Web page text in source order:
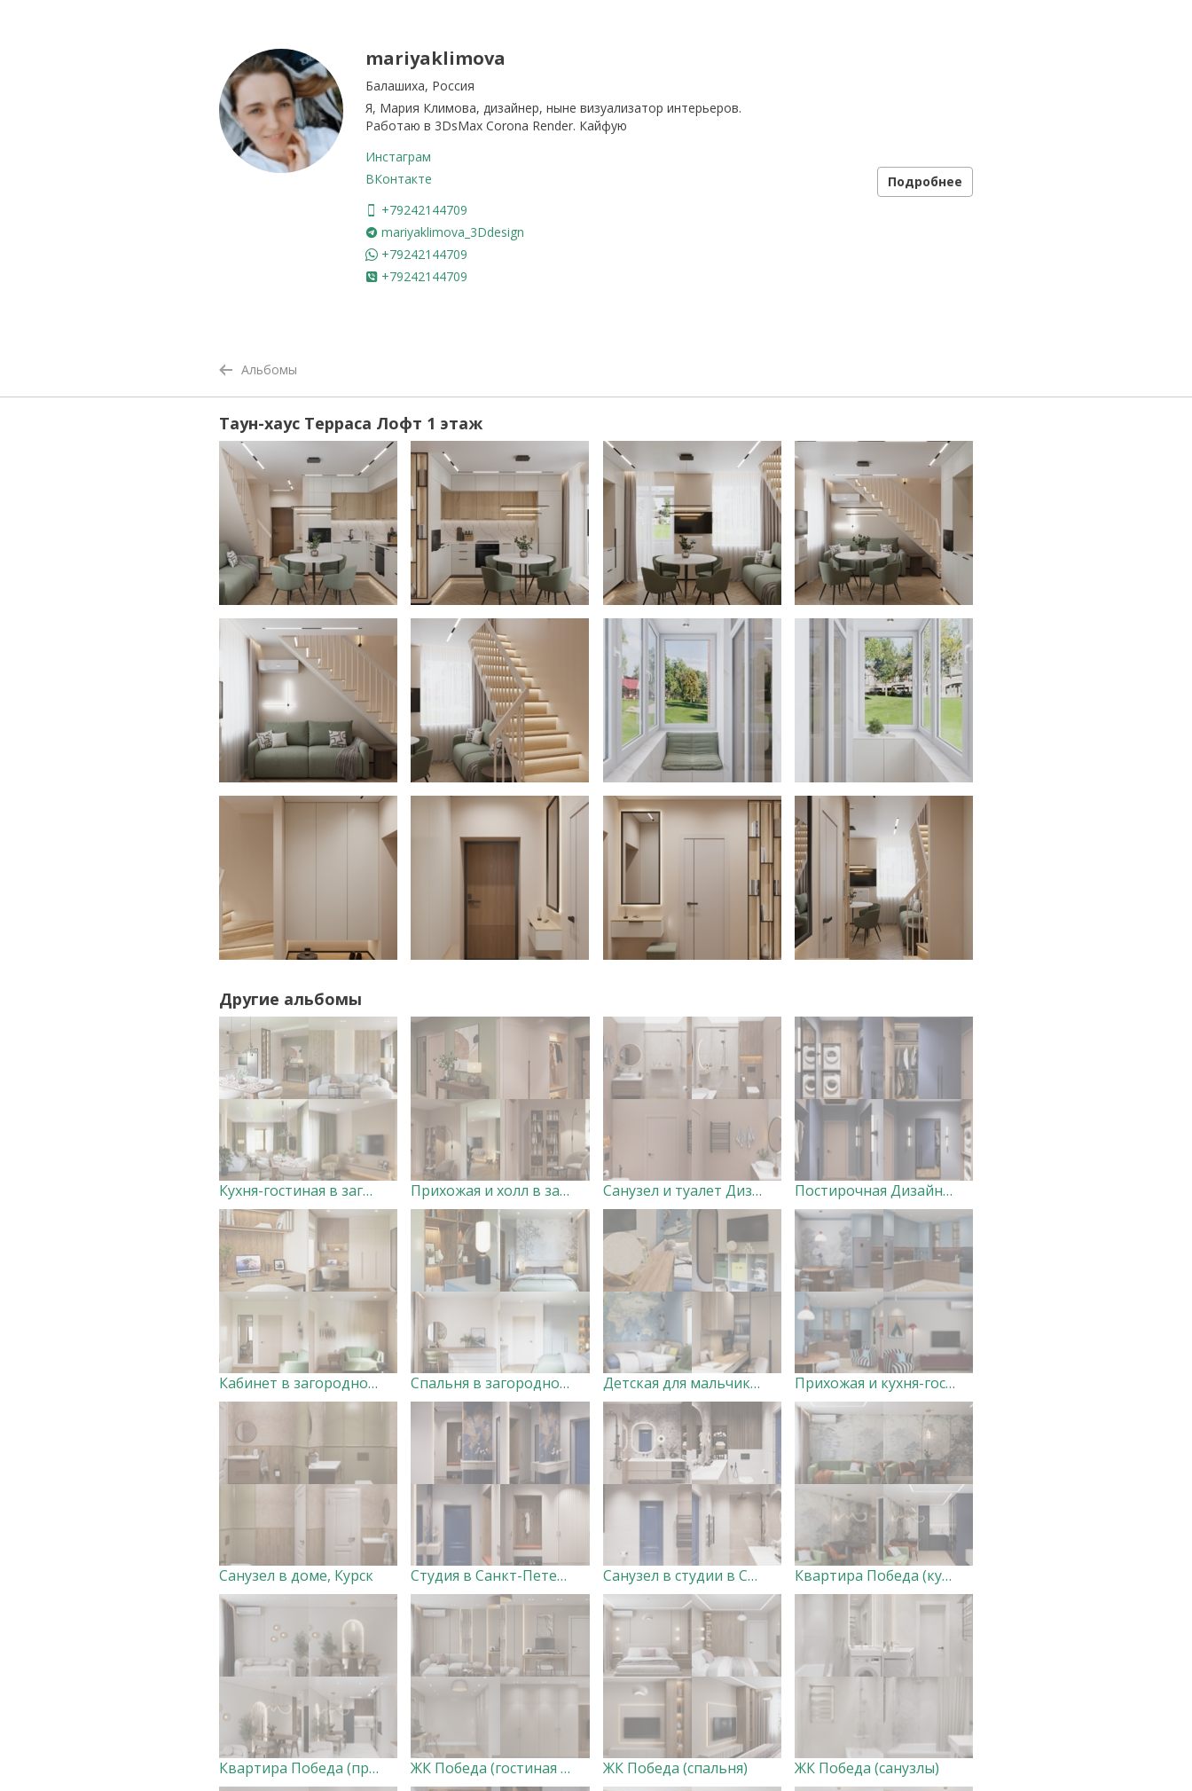
mariyaklimova
Балашиха, Россия
Я, Мария Климова, дизайнер, ныне визуализатор интерьеров.
Работаю в 3DsMax Corona Render. Кайфую
Инстаграм
ВКонтакте
+79242144709
mariyaklimova_3Ddesign
+79242144709
+79242144709
Подробнее
Альбомы
Таун-хаус Терраса Лофт 1 этаж
Другие альбомы
Кухня-гостиная в загородном доме Дизайнер Анна Скорнякова Прихожая и холл в загородном доме Дизайнер Анна Скорнякова Санузел и туалет Дизайнер Анна Скорнякова Постирочная Дизайнер Анна Скорнякова
Кабинет в загородном доме Дизайнер Анна Скорнякова Спальня в загородном доме Дизайнер Анна Скорнякова Детская для мальчиков в загородном доме Дизайнер Анна Скорнякова Прихожая и кухня-гостиная в доме, Курск
Санузел в доме, Курск Студия в Санкт-Петербурге (прихожая, кухня-гостиная, спальня, балкон) Санузел в студии в Санкт-Петербурге Квартира Победа (кухня-гостиная и прихожая) ВАРИАНТ 2
Квартира Победа (прихожая, кухня-гостиная) ВАРИАНТ 1 ЖК Победа (гостиная с лоджией) ЖК Победа (спальня) ЖК Победа (санузлы)